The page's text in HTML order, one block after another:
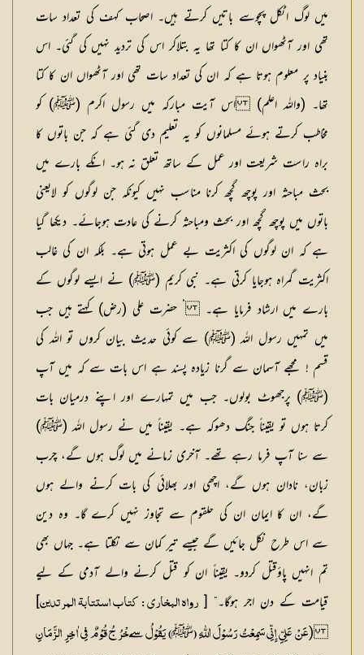
میں لوگ اٹکل پچوسے باتیں کرتے ہیں۔ اصحاب کہف کی تعداد سات
تھی اور آٹھواں ان کا کتا تھا یہ بتلاکر اس کی تردید نہیں کی گئی۔ اس
بنیاد پر معلوم ہوتا ہے کہ ان کی تعداد سات تھی اور آٹھواں ان کا کتا
تھا۔ (واللہ اعلم) اس آیت مبارکہ میں رسول اکرم (ﷺ) کو
مخاطب کرتے ہوئے مسلمانوں کو یہ تعلیم دی گئی ہے کہ جن باتوں کا
براہ راست شریعت اور عمل کے ساتھ تعلق نہ ہو۔ انکے بارے میں
بحث مباحثہ اور پوچھ گچھ کرنا مناسب نہیں کیونکہ جن لوگوں کو لایعنی
باتوں میں پوچھ گچھ اور بحث ومباحثہ کرنے کی عادت ہوجائے۔ دیکھا گیا
ہے کہ ان لوگوں کی اکثریت بے عمل ہوتی ہے۔ بلکہ ان کی غالب
اکثریت گمراہ ہوجایا کرتی ہے۔ نبی کریم (ﷺ) نے ایسے لوگوں کے
بارے میں ارشاد فرمایا ہے۔ ’ حضرت علی (رض) کہتے ہیں جب
میں تمہیں رسول اللہ (ﷺ) سے کوئی حدیث بیان کروں تو اللہ کی
قسم ! مجھے آسمان سے گرنا زیادہ پسند ہے اس بات سے کہ میں آپ
(ﷺ) پرجھوٹ بولوں۔ جب میں تمہارے اور اپنے درمیان بات
کرتا ہوں تو یقیناً جنگ دھوکہ ہے۔ یقیناً میں نے رسول اللہ (ﷺ)
سے سنا آپ فرما رہے تھے۔ آخری زمانے میں لوگ ہوں گے، چرب
زبان، نادان ہوں گے، اچھی اور بھلائی کی بات کرنے والے ہوں
گے، ان کا ایمان ان کی حلقوم سے تجاوز نہیں کرے گا۔ وہ دین
سے اس طرح نکل جائیں گے جیسے تیر کمان سے نکلتا ہے۔ جہاں بھی
تم انہیں پاؤقتل کردو۔ یقیناً ان کو قتل کرنے والے آدمی کے لیے
قیامت کے دن اجر ہوگا۔“ [ رواہ البخاری : کتاب استتابۃ المرتدین]
(عَنْ عَلِیِّ إِنِّی سَمِعْتُ رَسُوْلَ اللّٰہِ (ﷺ) یَقُوْلُ سَےَخْرُجُ قُوْمٌ فِی اٰخِرِ الزَّمَانِ